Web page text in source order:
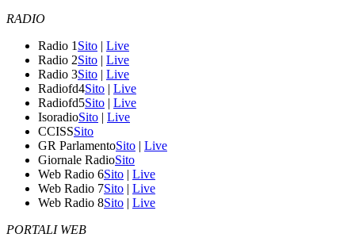
RADIO
Radio 1 Sito | Live
Radio 2Sito | Live
Radio 3Sito | Live
Radiofd4Sito | Live
Radiofd5Sito | Live
IsoradioSito | Live
CCISSSito
GR ParlamentoSito | Live
Giornale RadioSito
Web Radio 6Sito | Live
Web Radio 7Sito | Live
Web Radio 8Sito | Live
PORTALI WEB